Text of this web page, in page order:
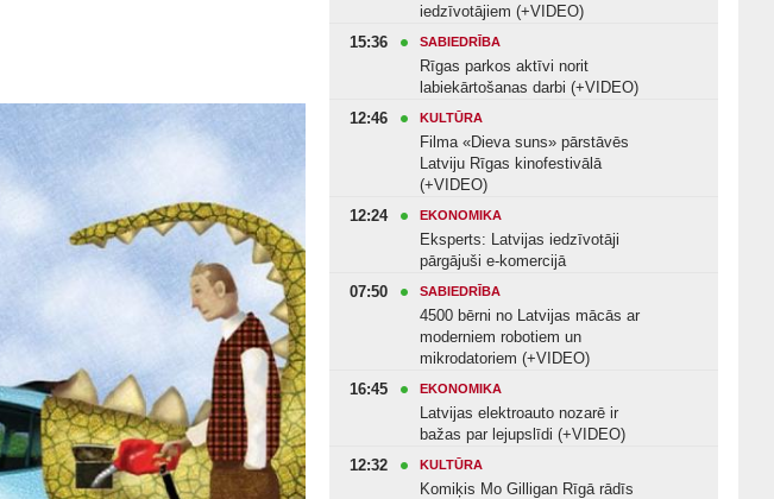
iedzīvotājiem (+VIDEO)
15:36
SABIEDRĪBA
Rīgas parkos aktīvi norit
labiekārtošanas darbi (+VIDEO)
12:46
KULTŪRA
Filma «Dieva suns» pārstāvēs
Latviju Rīgas kinofestivālā
(+VIDEO)
12:24
EKONOMIKA
Eksperts: Latvijas iedzīvotāji
pārgājuši e-komercijā
07:50
SABIEDRĪBA
4500 bērni no Latvijas mācās ar
moderniem robotiem un
mikrodatoriem (+VIDEO)
16:45
EKONOMIKA
Latvijas elektroauto nozarē ir
bažas par lejupslīdi (+VIDEO)
12:32
KULTŪRA
Komiķis Mo Gilligan Rīgā rādīs